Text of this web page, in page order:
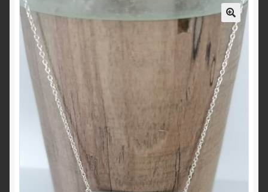
AGB
Datenschutzerklärung
Impressum